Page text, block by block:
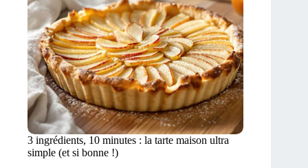
3 ingrédients, 10 minutes : la tarte maison ultra
simple (et si bonne !)